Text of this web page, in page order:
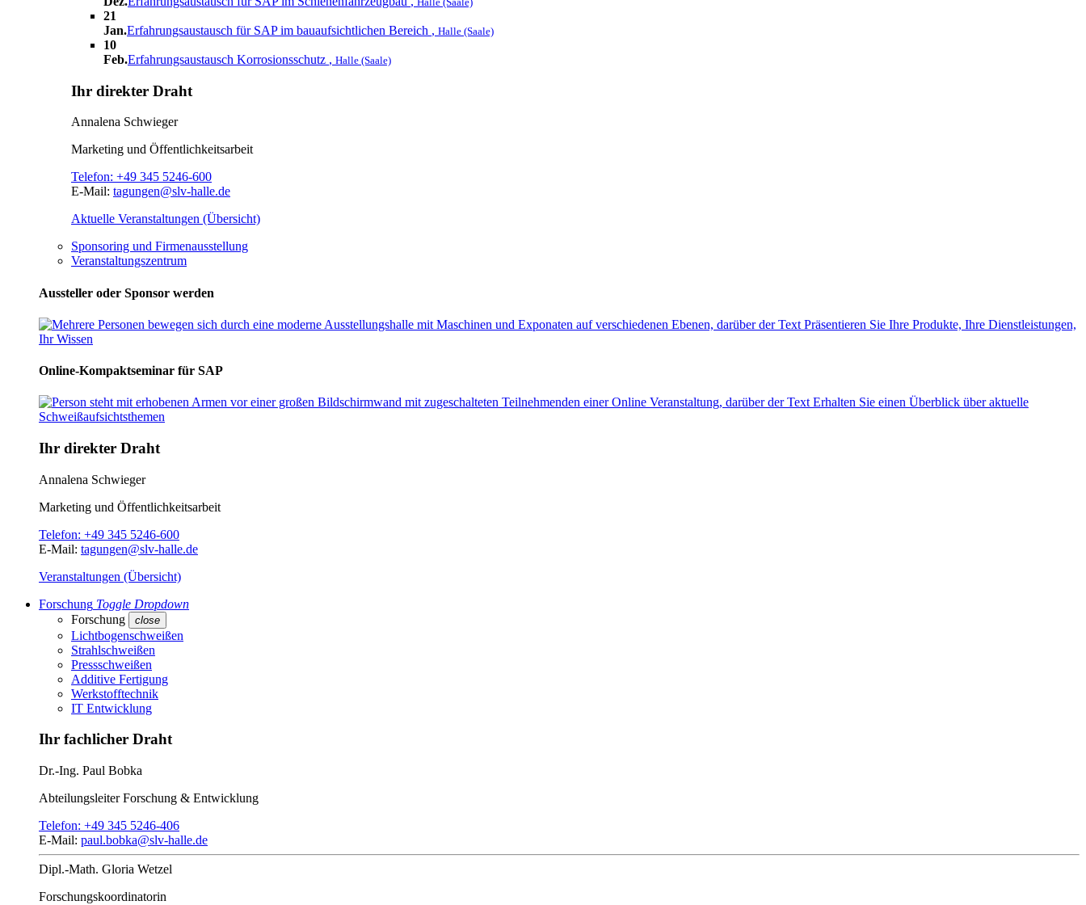
21
Jan.Erfahrungsaustausch für SAP im bauaufsichtlichen Bereich , Halle (Saale)
10
Feb.Erfahrungsaustausch Korrosionsschutz , Halle (Saale)
Ihr direkter Draht
Annalena Schwieger
Marketing und Öffentlichkeitsarbeit
Telefon: +49 345 5246-600
E-Mail: tagungen@slv-halle.de
Aktuelle Veranstaltungen (Übersicht)
Sponsoring und Firmenausstellung
Veranstaltungszentrum
Aussteller oder Sponsor werden
Online-Kompaktseminar für SAP
Ihr direkter Draht
Annalena Schwieger
Marketing und Öffentlichkeitsarbeit
Telefon: +49 345 5246-600
E-Mail: tagungen@slv-halle.de
Veranstaltungen (Übersicht)
Forschung Toggle Dropdown
Forschung
close
Lichtbogenschweißen
Strahlschweißen
Pressschweißen
Additive Fertigung
Werkstofftechnik
IT Entwicklung
Ihr fachlicher Draht
Dr.-Ing. Paul Bobka
AbteilungsleiterForschung & Entwicklung
Telefon: +49 345 5246-406
E-Mail: paul.bobka@slv-halle.de
Dipl.-Math. Gloria Wetzel
Forschungs­koordinatorin